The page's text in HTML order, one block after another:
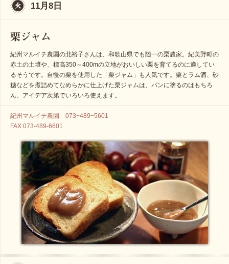
11月8日
紀州マルイチ農園の北裕子さんは、和歌山県でも随一の栗農家。紀美野町の
赤土の土壌や、標高350～400mの立地がおいしい栗を育てるのに適してい
るそうです。自慢の栗を使用した「栗ジャム」も人気です。栗とラム酒、砂
糖などを煮詰めてなめらかに仕上げた栗ジャムは、パンに塗るのはもちろ
ん、アイデア次第でいろいろ使えます。
紀州マルイチ農園 073−489−5601
FAX 073-489-6601